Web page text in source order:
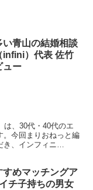
青山の結婚相談
infini）代表 佐竹
ュー
は、30代・40代のエ
。今回まりおねっと編
、インフィニ
めマッチングア
チ子持ちの男女